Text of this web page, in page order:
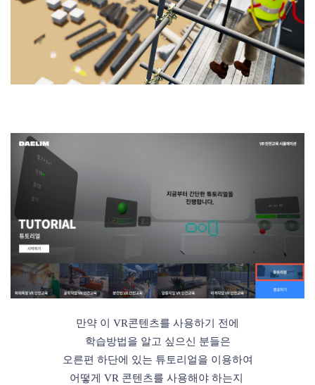
만약 이 VR콘텐츠를 사용하기 전에
학습방법을 알고 싶으신 분들은
오른편 하단에 있는 튜토리얼을 이용하여
어떻게 VR 콘텐츠를 사용해야 하는지